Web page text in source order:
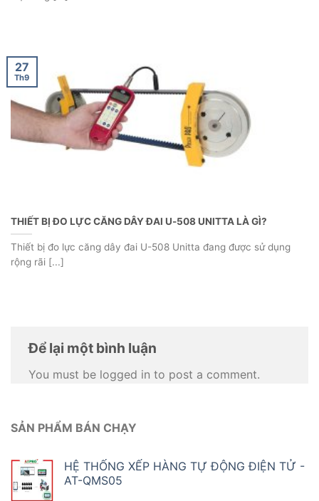
THIẾT BỊ ĐO LỰC CĂNG DÂY ĐAI U-508 UNITTA LÀ GÌ?
Thiết bị đo lực căng dây đai U-508 Unitta đang được sử dụng
rộng rãi [...]
27
Th9
Để lại một bình luận
You must be logged in to post a comment.
SẢN PHẨM BÁN CHẠY
HỆ THỐNG XẾP HÀNG TỰ ĐỘNG ĐIỆN TỬ -
AT-QMS05